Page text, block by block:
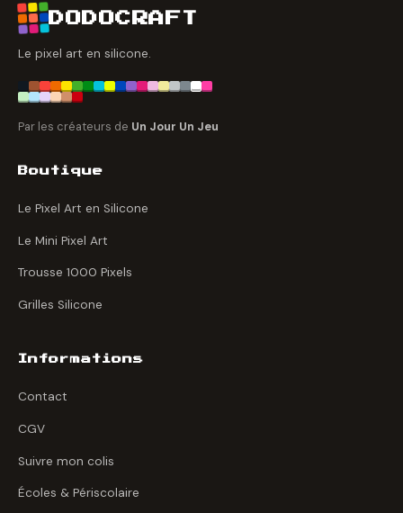
DODOCRAFT
Le pixel art en silicone.
Par les créateurs de Un Jour Un Jeu
Boutique
Le Pixel Art en Silicone
Le Mini Pixel Art
Trousse 1000 Pixels
Grilles Silicone
Informations
Contact
CGV
Suivre mon colis
Écoles & Périscolaire